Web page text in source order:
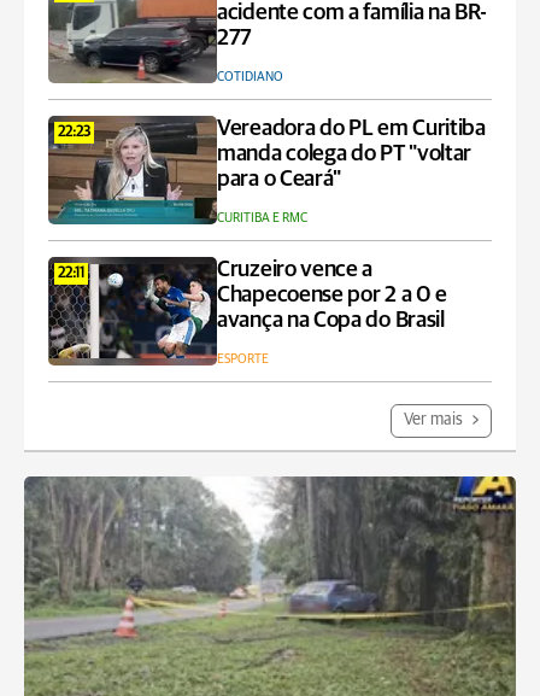
acidente com a família na BR-
277
COTIDIANO
22:23
Vereadora do PL em Curitiba
manda colega do PT "voltar
para o Ceará"
CURITIBA E RMC
22:11
Cruzeiro vence a
Chapecoense por 2 a 0 e
avança na Copa do Brasil
ESPORTE
Ver mais